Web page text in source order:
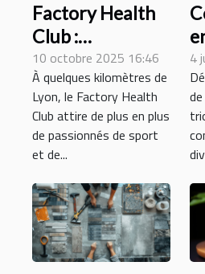
Factory Health
Club :
connaissez-vous
cette salle de
sport près de
Lyon ?
10 octobre 2025 16:46
À quelques kilomètres de
Lyon, le Factory Health
Club attire de plus en plus
de passionnés de sport
et de...
4